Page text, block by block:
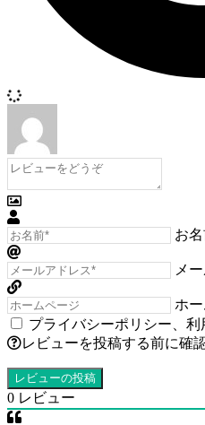
お
メ
ホ
プライバシーポリシー
利
レビューを投稿する前に確
0 レビュー